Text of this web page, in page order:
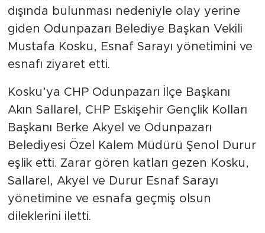
dışında bulunması nedeniyle olay yerine
giden Odunpazarı Belediye Başkan Vekili
Mustafa Kosku, Esnaf Sarayı yönetimini ve
esnafı ziyaret etti.
Kosku’ya CHP Odunpazarı İlçe Başkanı
Akın Sallarel, CHP Eskişehir Gençlik Kolları
Başkanı Berke Akyel ve Odunpazarı
Belediyesi Özel Kalem Müdürü Şenol Durur
eşlik etti. Zarar gören katları gezen Kosku,
Sallarel, Akyel ve Durur Esnaf Sarayı
yönetimine ve esnafa geçmiş olsun
dileklerini iletti.